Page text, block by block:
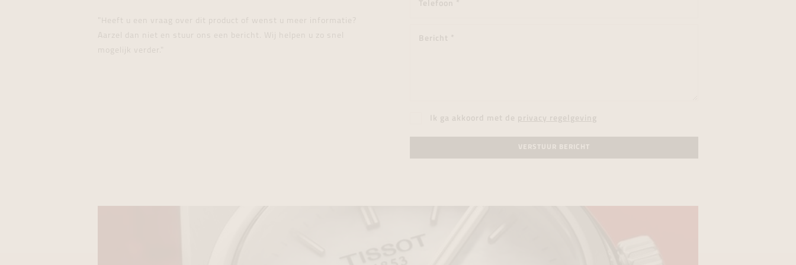
"Heeft u een vraag over dit product of wenst u meer informatie?
Aarzel dan niet en stuur ons een bericht. Wij helpen u zo snel
mogelijk verder."
Ik ga akkoord met de privacy regelgeving
VERSTUUR BERICHT